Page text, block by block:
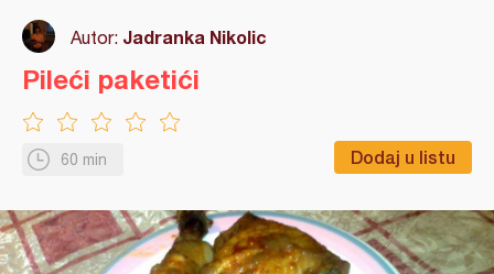
Autor: Jadranka Nikolic
60 min Dodaj u listu
Pileći paketići